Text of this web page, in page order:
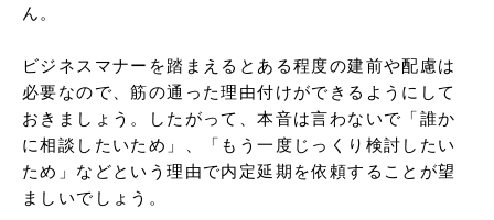
ん。
ビジネスマナーを踏まえるとある程度の建前や配慮は
必要なので、筋の通った理由付けができるようにして
おきましょう。したがって、本音は言わないで「誰か
に相談したいため」、「もう一度じっくり検討したい
ため」などという理由で内定延期を依頼することが望
ましいでしょう。